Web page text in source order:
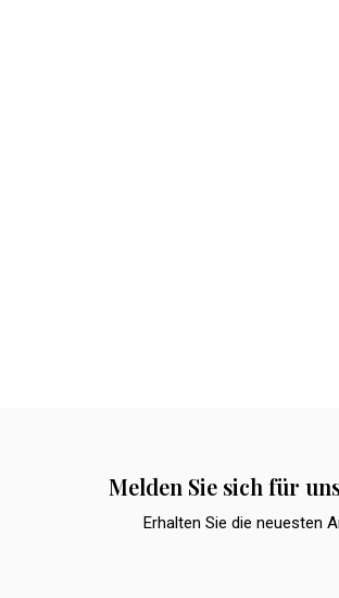
Melden Sie sich für
Erhalten Sie die neuesten